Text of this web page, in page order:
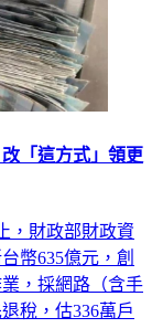
「這方式」領更
，財政部財政資
幣635億元，創
，採網路（含手
稅，估336萬戶